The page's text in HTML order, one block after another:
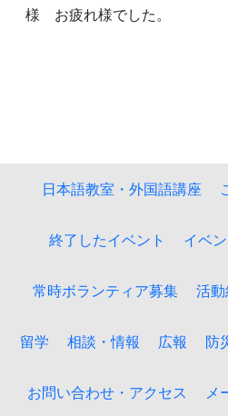
様 お疲れ様でした。
日本語教室・外国語講座
終了したイベント イベ
常時ボランティア募集 活
留学 相談・情報 広報 防
お問い合わせ・アクセス メ